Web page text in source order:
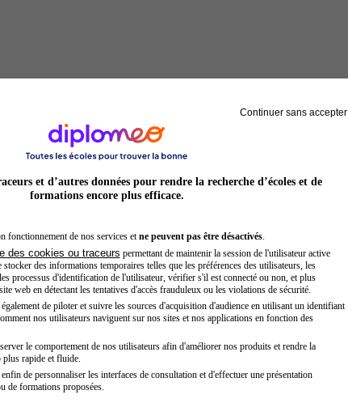
Hôtesse de l'air steward
Continuer sans accepter
et d’autres données pour rendre la recherche d’écoles et de
formations encore plus efficace.
fonctionnement de nos services et ne peuvent pas être désactivés.
des cookies ou traceurs permettant de maintenir la session de l'utilisateur active
des informations temporaires telles que les préférences des utilisateurs, les
processus d'identification de l'utilisateur, vérifier s'il est connecté ou non, et plus
web en détectant les tentatives d'accès frauduleux ou les violations de sécurité.
de piloter et suivre les sources d'acquisition d'audience en utilisant un identifiant
nos utilisateurs naviguent sur nos sites et nos applications en fonction des
le comportement de nos utilisateurs afin d'améliorer nos produits et rendre la
rapide et fluide.
de personnaliser les interfaces de consultation et d'effectuer une présentation
de formations proposées.